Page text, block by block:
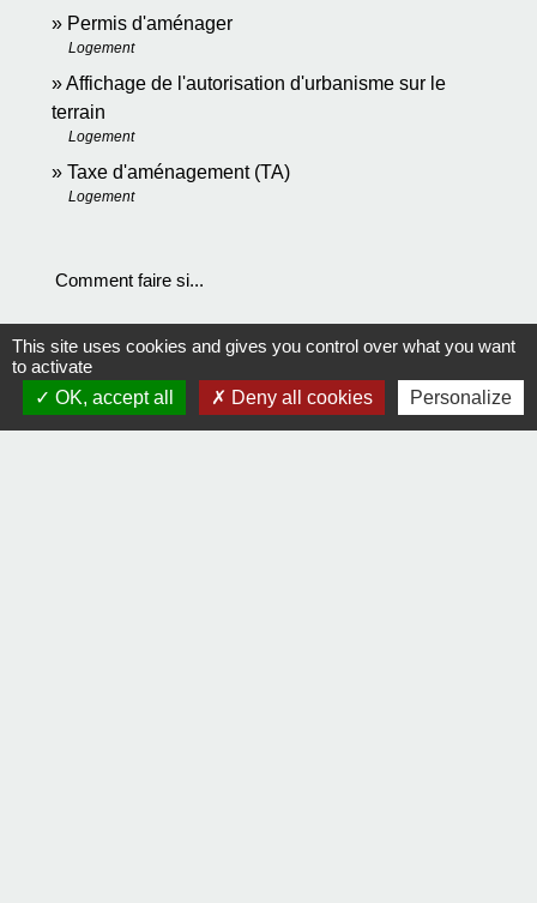
Permis d'aménager
Logement
Affichage de l'autorisation d'urbanisme sur le
terrain
Logement
Taxe d'aménagement (TA)
Logement
Comment faire si...
J'achète un logement
Signaler une erreur sur cette page
This site uses cookies and gives you control over what you want
to activate
OK, accept all
Deny all cookies Personalize